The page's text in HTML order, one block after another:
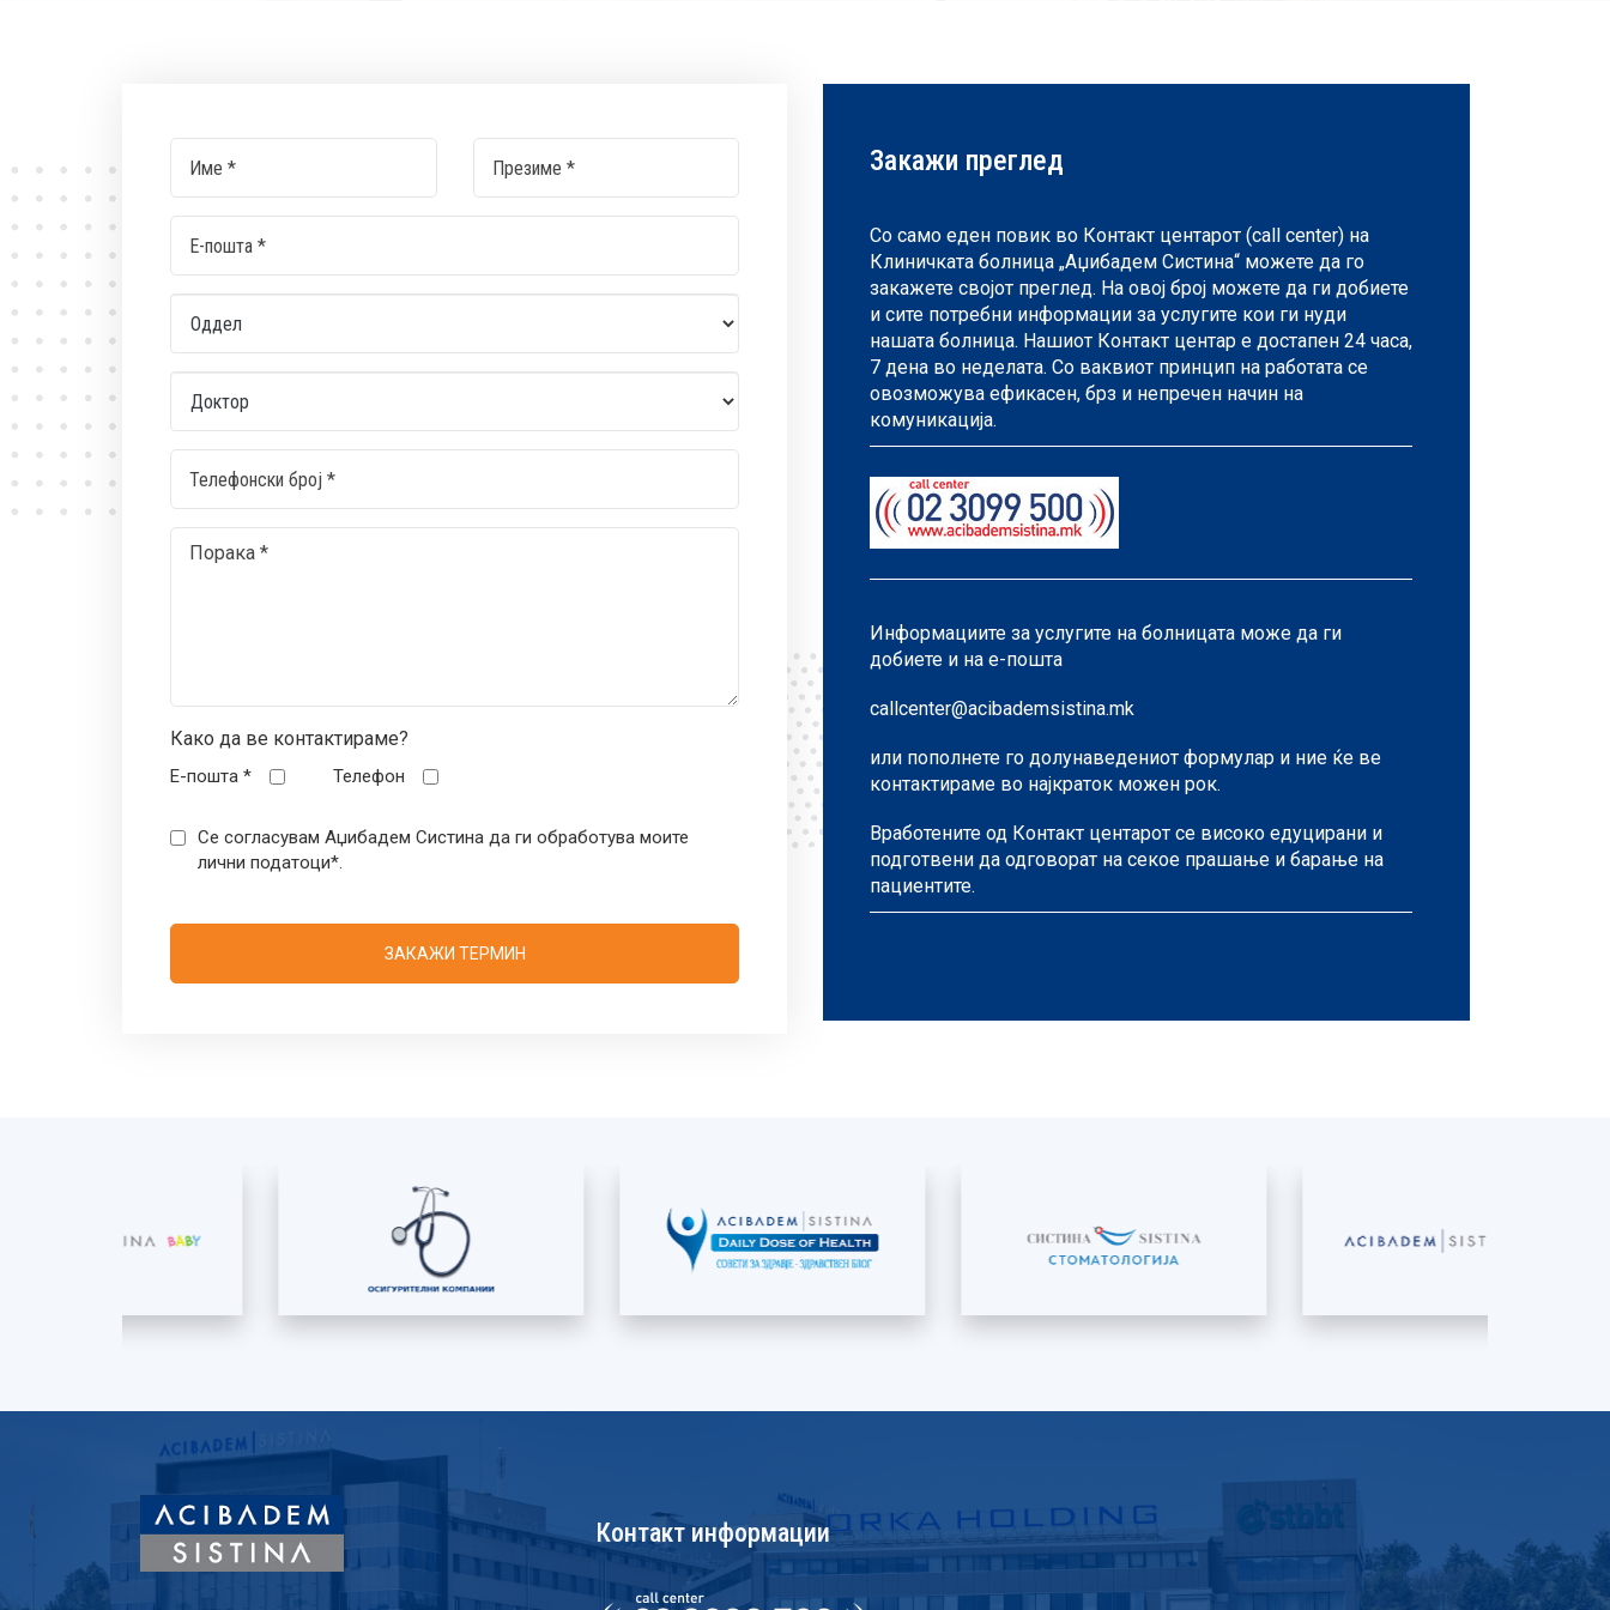
Како да ве контактираме?
E-пошта * Телефон
Се согласувам Аџибадем Систина да ги обработува моите
лични податоци*.
ЗАКАЖИ ТЕРМИН
Закажи преглед
Со само еден повик во Контакт центарот (call center) на
Клиничката болница „Аџибадем Систина“ можете да го
закажете својот преглед. На овој број можете да ги добиете
и сите потребни информации за услугите кои ги нуди
нашата болница. Нашиот Контакт центар е достапен 24 часа,
7 дена во неделата. Со ваквиот принцип на работата се
овозможува ефикасен, брз и непречен начин на
комуникација.
Информациите за услугите на болницата може да ги
добиете и на е-пошта
callcenter@acibademsistina.mk
или пополнете го долунаведениот формулар и ние ќе ве
контактираме во најкраток можен рок.
Вработените од Контакт центарот се високо едуцирани и
подготвени да одговорат на секое прашање и барање на
пациентите.
Контакт информации